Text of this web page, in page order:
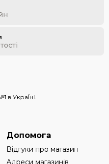
УкраЇні.
Допомога
Відгуки про магазин
Адреси магазинів